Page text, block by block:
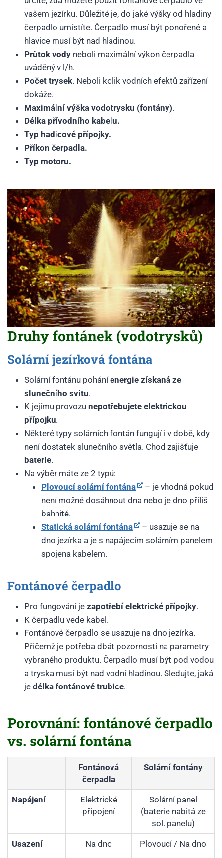
vašem jezírku. Důležité je, do jaké výšky od hladiny
čerpadlo umístíte. Čerpadlo musí být ponořené a
hlavice musí být nad hladinou.
Průtok vody neboli maximální výkon čerpadla
uváděný v l/h.
Počet trysek. Neboli kolik vodních efektů zařízení
dokáže.
Maximální výška vodotrysku (fontány).
Délka přívodního kabelu.
Typ hadicové přípojky.
Příkon čerpadla.
Typ motoru.
Druhy fontánek (vodotrysků)
Solární jezírková fontána
Solární fontánu poháníenergie získaná ze
slunečního svitu.
K jejímu provozu nepotřebujete elektrickou
přípojku.
Některé typy solárních fontán fungují i v době, kdy
není dostatek slunečního světla. Chod zajišťuje
baterie.
Na výběr máte ze 2 typů:
Plovoucí solární fontána
– je vhodná pokud
není možné dosáhnout dna nebo je dno příliš
bahnité.
Statická solární fontána
– usazuje se na
dno jezírka a je s napájecím solárním panelem
spojena kabelem.
Fontánové čerpadlo
Pro fungování je zapotřebí elektrické přípojky.
K čerpadlu vede kabel.
Fontánové čerpadlo se usazuje na dno jezírka.
Přičemž je potřeba dbát pozornosti na parametry
vybraného produktu. Čerpadlo musí být pod vodou
a tryska musí být nad vodní hladinou. Sledujte, jaká
je délka fontánové trubice.
Porovnání: fontánové čerpadlo
vs. solární fontána
Fontánová
čerpadla
Solární fontány
Napájení
Elektrické
připojení
Solární panel
(baterie nabitá ze
sol. panelu)
Usazení Na dno Plovoucí / Na dno